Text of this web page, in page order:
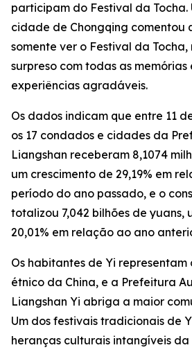
participam do Festival da Tocha.
cidade de Chongqing comentou
somente ver o Festival da
surpreso com todas as memórias
experiências agradáveis.
Os dados indicam que entre 11
os 17 condados e cidades da
Liangshan receberam 8,1074
um crescimento de 29,19% em
período do ano passado, e o
totalizou 7,042 bilhões de yuans,
20,01% em relação ao ano
Os habitantes de Yi
étnico da China, e a Prefeitura
Liangshan Yi abriga a maior
Um dos festivais tradicionais de
heranças culturais intangíveis da